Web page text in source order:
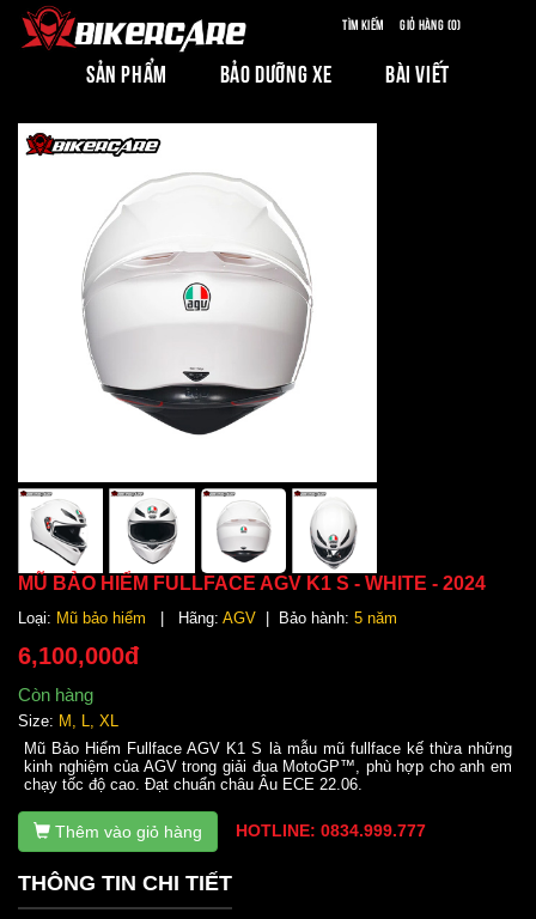
Tìm kiếm Giỏ hàng (0)
SẢN PHẨM BẢO DƯỠNG XE BÀI VIẾT
MŨ BẢO HIỂM FULLFACE AGV K1 S - WHITE - 2024
Loại: Mũ bảo hiểm | Hãng: AGV | Bảo hành: 5 năm
6,100,000đ
Còn hàng
Size: M, L, XL
Mũ Bảo Hiểm Fullface AGV K1 S là mẫu mũ fullface kế thừa những
kinh nghiệm của AGV trong giải đua MotoGP™, phù hợp cho anh em
chạy tốc độ cao. Đạt chuẩn châu Âu ECE 22.06.
Thêm vào giỏ hàng HOTLINE: 0834.999.777
THÔNG TIN CHI TIẾT